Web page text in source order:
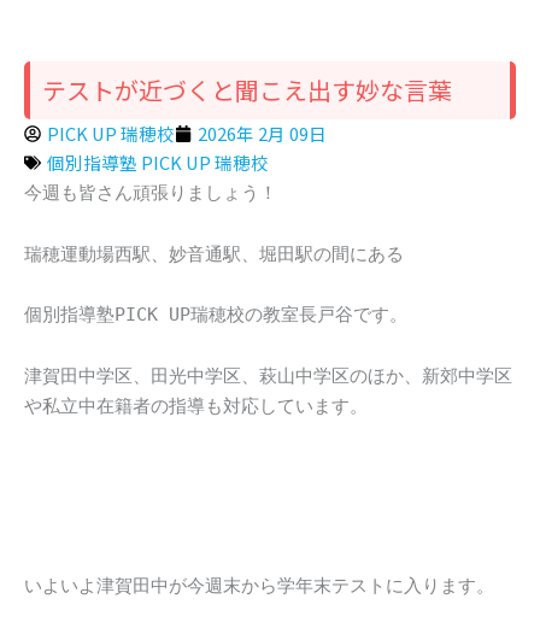
テストが近づくと聞こえ出す妙な言葉
PICK UP 瑞穂校
2026年 2月 09日
個別指導塾 PICK UP 瑞穂校
今週も皆さん頑張りましょう！
瑞穂運動場西駅、妙音通駅、堀田駅の間にある
個別指導塾PICK UP瑞穂校の教室長戸谷です。
津賀田中学区、田光中学区、萩山中学区のほか、新郊中学区
や私立中在籍者の指導も対応しています。
いよいよ津賀田中が今週末から学年末テストに入ります。